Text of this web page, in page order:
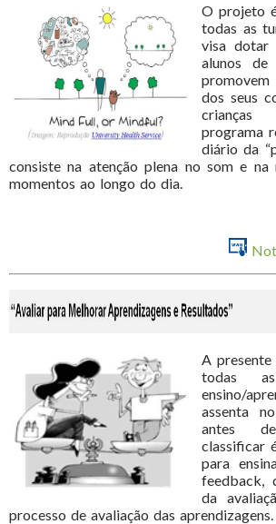
O projeto
todas as
visa dotar
alunos de
dos seus
crianças
programa
diário da
consiste na atenção plena no som e na
momentos ao longo do dia.
A
todas
ensino/
assenta
antes
classificar
para
feedback,
da
processo de avaliação das aprendizagens.